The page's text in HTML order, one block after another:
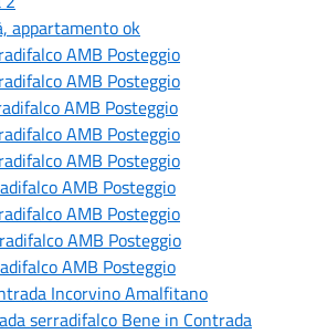
appartamento ok
AMB Posteggio
AMB Posteggio
AMB Posteggio
AMB Posteggio
AMB Posteggio
AMB Posteggio
AMB Posteggio
AMB Posteggio
AMB Posteggio
Incorvino Amalfitano
serradifalco Bene in Contrada